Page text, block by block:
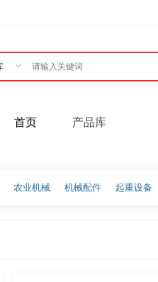
首页 产品库
农业机械 机械配件
起重设备